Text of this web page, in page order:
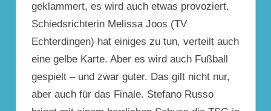
geklammert, es wird auch etwas provoziert.
Schiedsrichterin Melissa Joos (TV
Echterdingen) hat einiges zu tun, verteilt auch
eine gelbe Karte. Aber es wird auch Fußball
gespielt – und zwar guter. Das gilt nicht nur,
aber auch für das Finale. Stefano Russo